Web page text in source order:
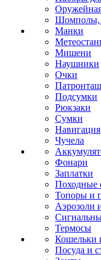
Шомполы,
Манки
Мишени
Наушники
Очки
Подсумки
Рюкзаки
Сумки
Навигация
Чучела
Фонари
Заплатки
Походные
Топоры и
Аэрозоли
Термосы
Кошельки
Посуда и